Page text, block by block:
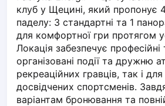
Krakow
Legionowo
Lodz
Lublin
Nowy Sącz
Olsztyn
Opole
клуб у Щецині, який пропонує
паделу: 3 стандартні та 1
для комфортної гри протягом
Локація забезпечує професійні
організовані події та дружню
рекреаційних гравців, так і
досвідчених спортсменів.
варіантам бронювання та